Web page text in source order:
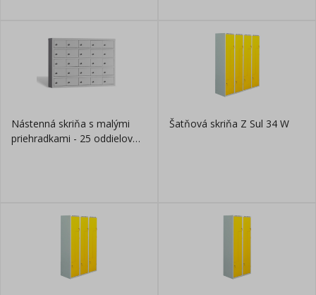
Nástenná skriňa s malými
priehradkami - 25 oddielov
Šatňová skriňa Z Sul 34 W